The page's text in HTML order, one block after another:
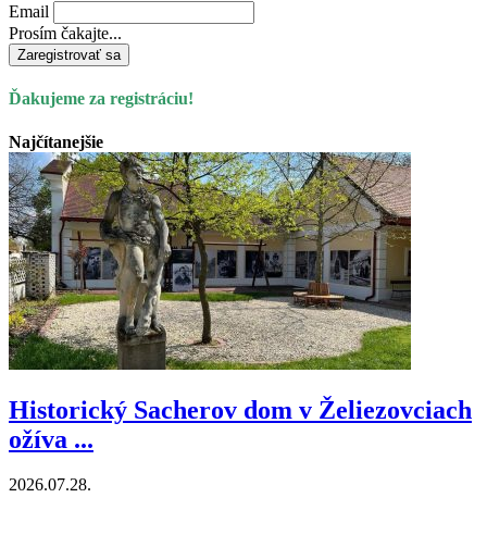
Email
Prosím čakajte...
Ďakujeme za registráciu!
Najčítanejšie
Historický Sacherov dom v Želiezovciach
ožíva ...
2026.07.28.